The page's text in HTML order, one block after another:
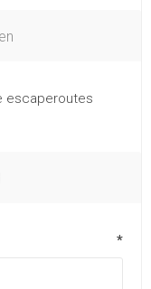
escaperoutes
*